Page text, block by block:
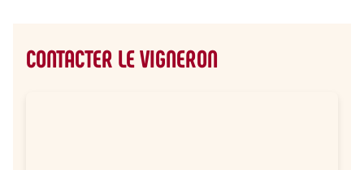
CONTACTER LE VIGNERON